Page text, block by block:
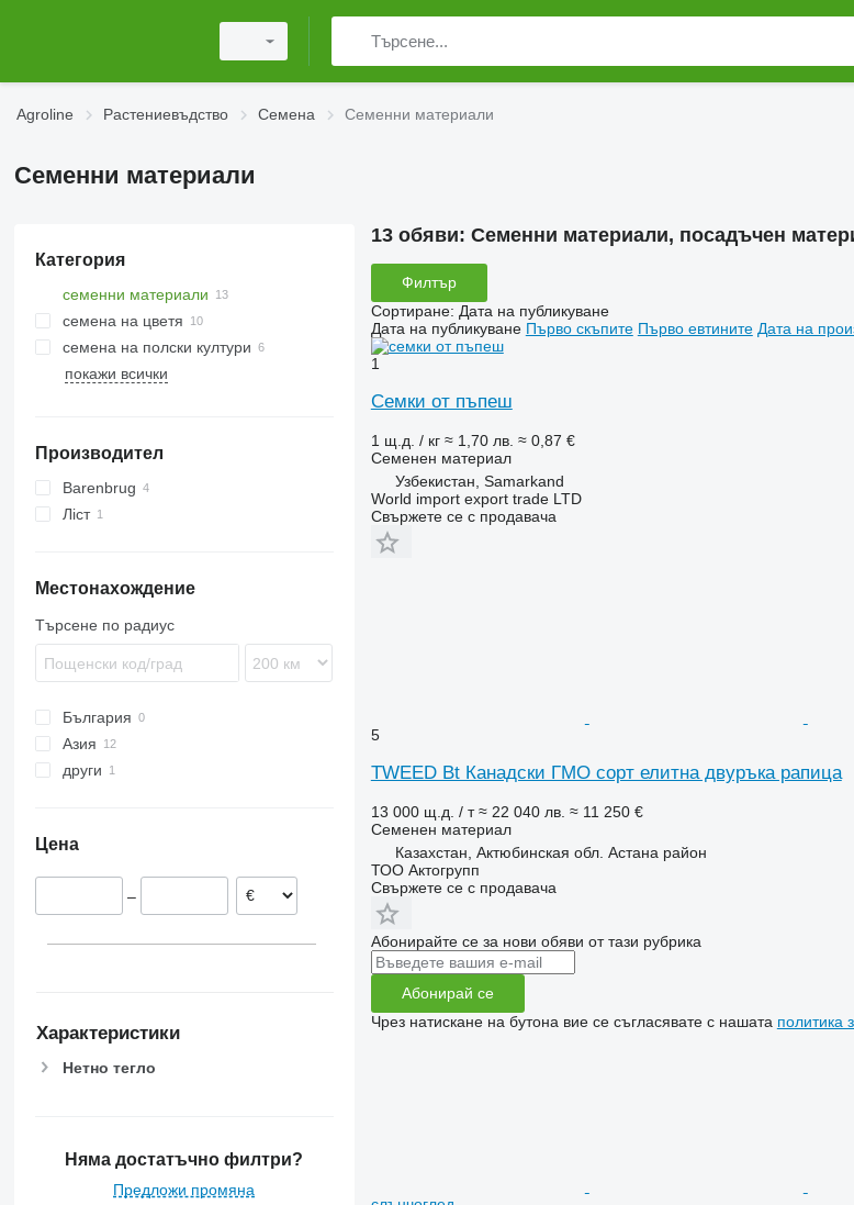
Agroline Растениевъдство Семена Семенни материали
Семенни материали
Категория
семенни материали
семена на цветя
семена на полски култури
семена за зърно
покажи всички
Производител
Barenbrug
Ліст
Местонахождение
Търсене по радиус
България
Азия
други
Цена
–
Характеристики
Нетно тегло
Няма достатъчно филтри?
Предложи промяна
13 обяви: Семенни материали, посадъчен
Филтър
Сортиране: Дата на публикуване
Дата на публикуване Първо скъпите Първо евтините Дата на
1
Семки от пъпеш
1 щ.д. / кг ≈ 1,70 лв. ≈ 0,87 €
Семенен материал
Узбекистан, Samarkand
World import export trade LTD
Свържете се с продавача
5
TWEED Bt Канадски ГМО сорт елитна двуръка рапица
13 000 щ.д. / т ≈ 22 040 лв. ≈ 11 250 €
Семенен материал
Казахстан, Актюбинская обл. Астана район
ТОО Актогрупп
Свържете се с продавача
Абонирайте се за нови обяви от тази рубрика
Абонирай се
Чрез натискане на бутона вие се съгласявате с нашата политика